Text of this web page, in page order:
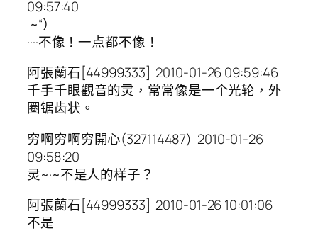
09:57:40
~“）
····不像！一点都不像！
阿張蘭石[44999333] 2010-01-26 09:59:46
千手千眼觀音的灵，常常像是一个光轮，外
圈锯齿状。
穷啊穷啊穷開心(327114487) 2010-01-26
09:58:20
灵~·~不是人的样子？
阿張蘭石[44999333] 2010-01-26 10:01:06
不是